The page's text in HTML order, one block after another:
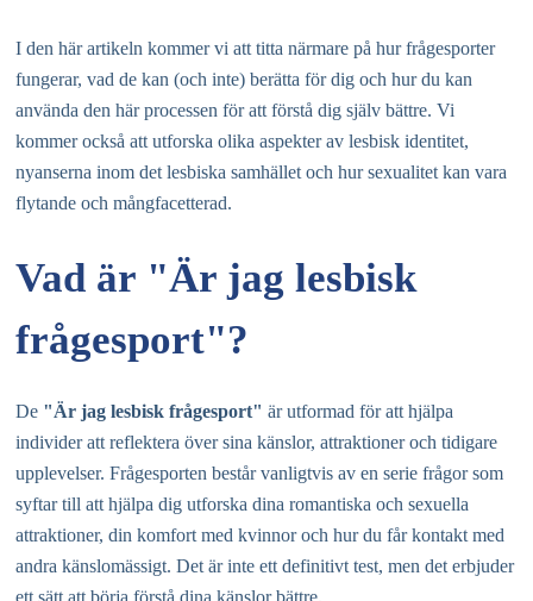
I den här artikeln kommer vi att titta närmare på hur frågesporter
fungerar, vad de kan (och inte) berätta för dig och hur du kan
använda den här processen för att förstå dig själv bättre. Vi
kommer också att utforska olika aspekter av lesbisk identitet,
nyanserna inom det lesbiska samhället och hur sexualitet kan vara
flytande och mångfacetterad.
Vad är "Är jag lesbisk
frågesport"?
De "Är jag lesbisk frågesport" är utformad för att hjälpa
individer att reflektera över sina känslor, attraktioner och tidigare
upplevelser. Frågesporten består vanligtvis av en serie frågor som
syftar till att hjälpa dig utforska dina romantiska och sexuella
attraktioner, din komfort med kvinnor och hur du får kontakt med
andra känslomässigt. Det är inte ett definitivt test, men det erbjuder
ett sätt att börja förstå dina känslor bättre.